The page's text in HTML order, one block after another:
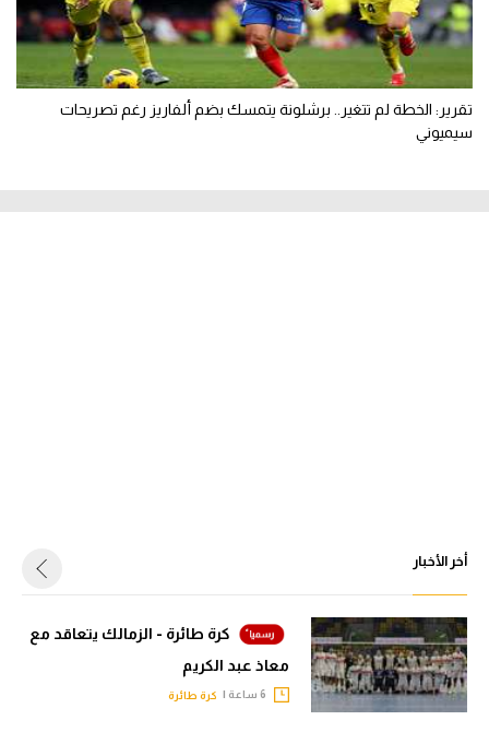
تقرير: الخطة لم تتغير.. برشلونة يتمسك بضم ألفاريز رغم تصريحات
سيميوني
أخر الأخبار
كرة طائرة - الزمالك يتعاقد مع
معاذ عبد الكريم
كرة طائرة